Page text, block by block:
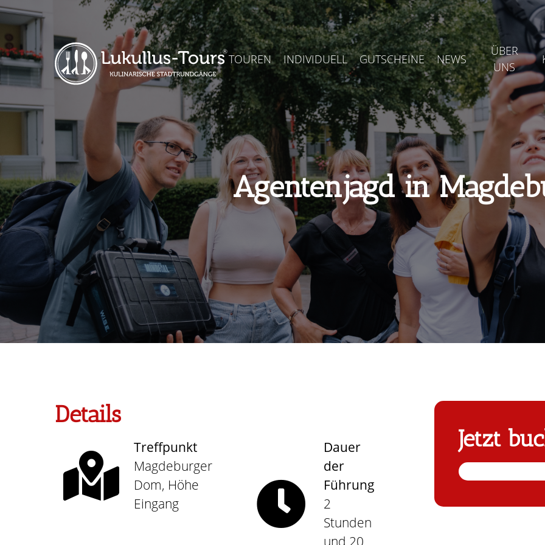
TOUREN INDIVIDUELL GUTSCHEINE NEWS
ÜBER
UNS
Agentenjagd in
Details
Treffpunkt
Magdeburger
Dom, Höhe
Eingang
Dauer
der
Führung
2
Stunden
und 20
Jetzt